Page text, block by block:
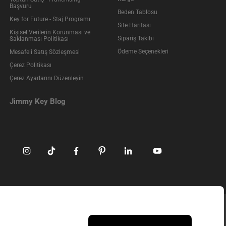
Başvuru
Key for Future - Staj Programı
Kişisel Verilerin Korunması ve
Saklanması Politikası
Mesafeli Satış Sözleşmesi
Çerez Politikası
Çerez Ayarlarını Düzenleyin
Jimmy Key Blog
Beden Tablosu
Site Haritası
Sipariş Takibi
Ödeme Seçenekleri